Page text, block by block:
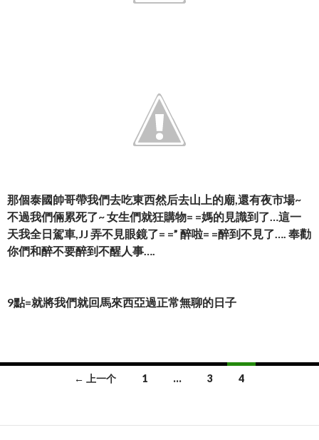
那個泰國帥哥帶我們去吃東西然后去山上的廟,還有夜市場~
不過我們倆累死了~ 女生們就狂購物= =媽的見識到了…這一
天我全日駕車,JJ 弄不見眼鏡了= =” 醉啦= =醉到不見了…. 奉勸
你們和醉不要醉到不醒人事….
9點=就將我們就回馬來西亞過正常無聊的日子
导
← 上一个 1 … 3 4